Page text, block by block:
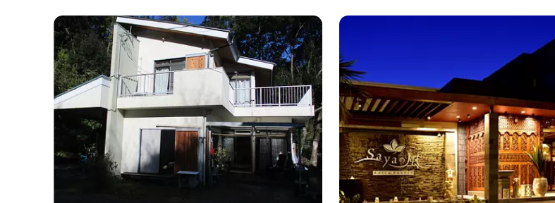
で、湯浴みの一日をお過ごしいただけます。 お料
理についても、「詩季バイキング」はオープンキッ
チンで出来立て料理を舌だけではなく目や耳でも楽
しめます、また海の幸を...